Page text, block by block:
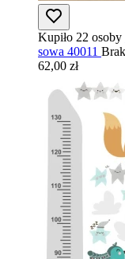
Kupiło 22 osoby
sowa 40011
62,00 zł